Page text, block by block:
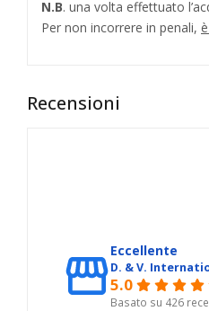
N.B. una volta effettuato
Per non incorrere in penali,
Recensioni
Eccellente
D. & V.
5.0
Basato su 426